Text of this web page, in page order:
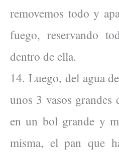
removemos todo y
fuego, reservando
dentro de ella.
14. Luego, del agua
unos 3 vasos grandes
en un bol grande y
misma, el pan que